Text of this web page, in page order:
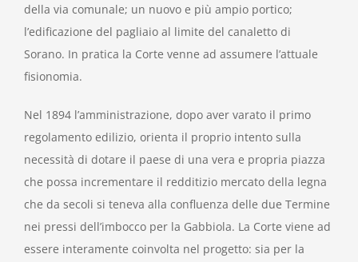
della via comunale; un nuovo e più ampio portico;
l’edificazione del pagliaio al limite del canaletto di
Sorano. In pratica la Corte venne ad assumere l’attuale
fisionomia.
Nel 1894 l’amministrazione, dopo aver varato il primo
regolamento edilizio, orienta il proprio intento sulla
necessità di dotare il paese di una vera e propria piazza
che possa incrementare il redditizio mercato della legna
che da secoli si teneva alla confluenza delle due Termine
nei pressi dell’imbocco per la Gabbiola. La Corte viene ad
essere interamente coinvolta nel progetto: sia per la